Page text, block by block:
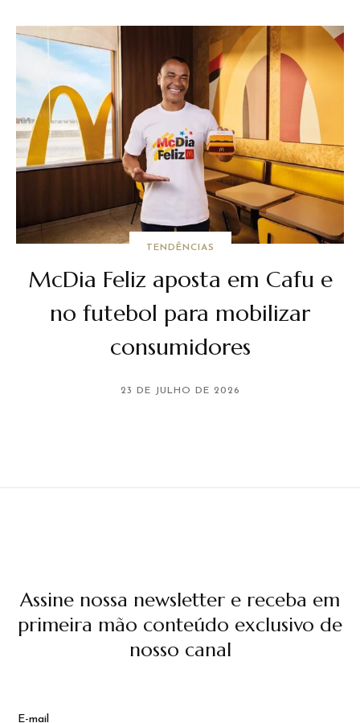
TENDÊNCIAS
McDia Feliz aposta em Cafu e
no futebol para mobilizar
consumidores
23 DE JULHO DE 2026
Assine nossa newsletter e receba em
primeira mão conteúdo exclusivo de
nosso canal
E-mail